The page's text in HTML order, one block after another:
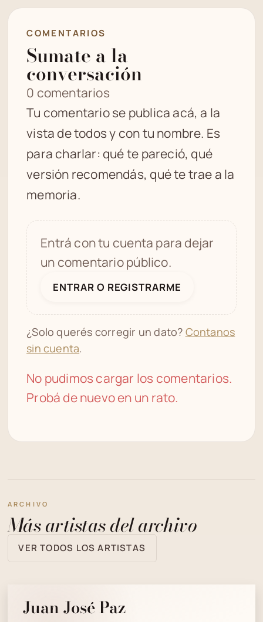
COMENTARIOS
Sumate a la
conversación
0 comentarios
Tu comentario se publica acá, a la
vista de todos y con tu nombre. Es
para charlar: qué te pareció, qué
versión recomendás, qué te trae a la
memoria.
Entrá con tu cuenta para dejar
un comentario público.
ENTRAR O REGISTRARME
¿Solo querés corregir un dato? Contanos
sin cuenta.
No pudimos cargar los comentarios.
Probá de nuevo en un rato.
ARCHIVO
Más artistas del archivo
VER TODOS LOS ARTISTAS
Juan José Paz